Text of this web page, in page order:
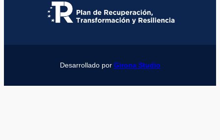
Desarrollado por Girona Studio